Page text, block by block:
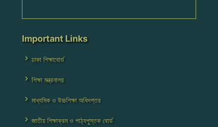
Important Links
ঢাকা শিক্ষাবোর্ড
শিক্ষা মন্ত্রনালয়
মাধ্যমিক ও উচ্চশিক্ষা অধিদপ্তর
জাতীয় শিক্ষাক্রম ও পাঠ্যপুস্তক বোর্ড